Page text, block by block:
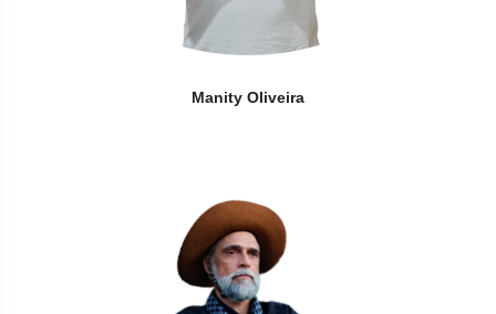
Manity Oliveira